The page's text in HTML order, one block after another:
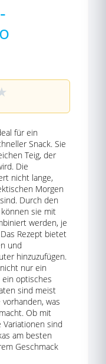
für ein
Snack. Sie
Teig, der
Die
nicht lange,
Morgen
Durch den
sie mit
werden, je
Rezept bietet
und
hinzuzufügen.
nur ein
ein optisches
sind meist
was
Ob mit
Variationen sind
am besten
Geschmack